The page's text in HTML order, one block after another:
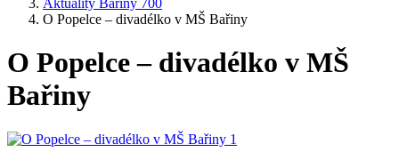
Aktuality Bařiny 700
O Popelce – divadélko v MŠ Bařiny
O Popelce – divadélko v MŠ
Bařiny